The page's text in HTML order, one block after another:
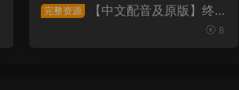
完整资源
【中文配音及原版】终
极武器大师班2｜AR-15全流程硬8